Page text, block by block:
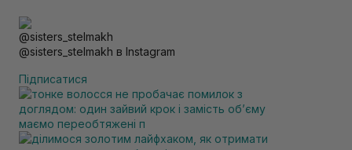
@sisters_stelmakh в Instagram
Підписатися